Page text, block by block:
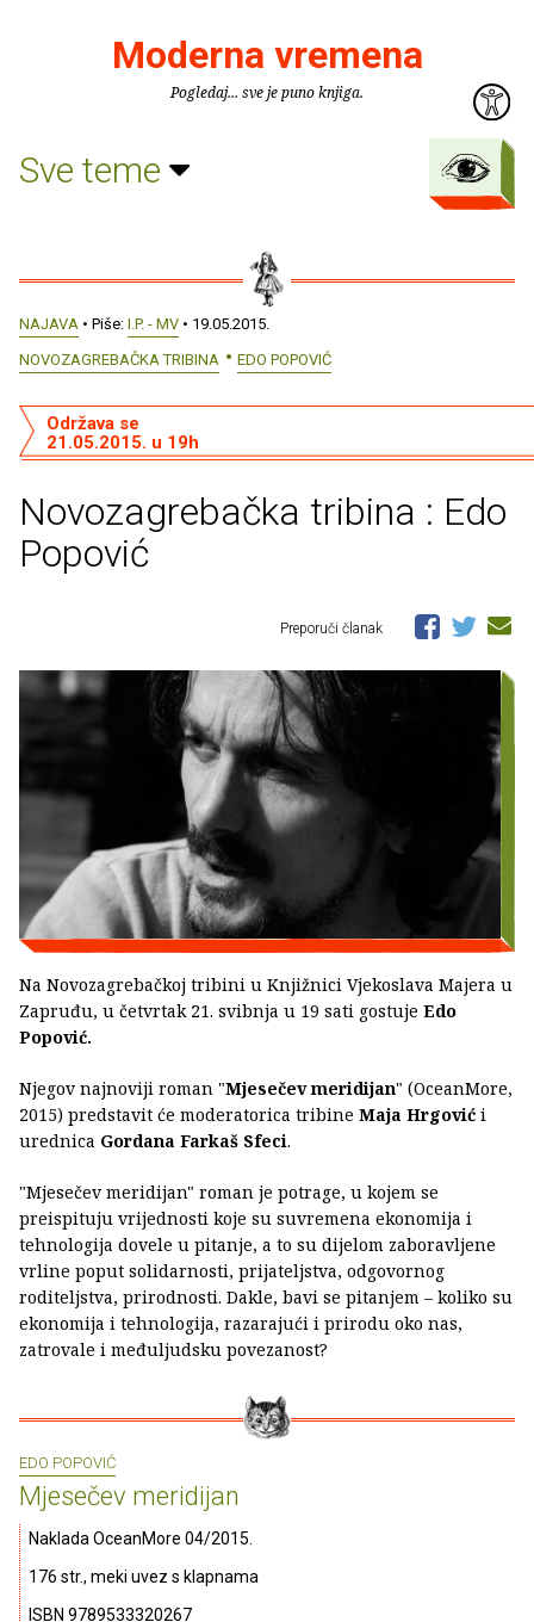
Moderna vremena
Pogledaj... sve je puno knjiga.
Sve teme
NAJAVA • Piše: I.P. - MV • 19.05.2015.
NOVOZAGREBAČKA TRIBINA
EDO POPOVIĆ
Novozagrebačka tribina : Edo
Popović
Održava se
21.05.2015. u 19h
Preporuči članak
Na Novozagrebačkoj tribini u Knjižnici Vjekoslava Majera u
Zapruđu, u četvrtak 21. svibnja u 19 sati gostuje Edo
Popović.
Njegov najnoviji roman "Mjesečev meridijan" (OceanMore,
2015) predstavit će moderatorica tribine Maja Hrgović i
urednica Gordana Farkaš Sfeci.
"Mjesečev meridijan" roman je potrage, u kojem se
preispituju vrijednosti koje su suvremena ekonomija i
tehnologija dovele u pitanje, a to su dijelom zaboravljene
vrline poput solidarnosti, prijateljstva, odgovornog
roditeljstva, prirodnosti. Dakle, bavi se pitanjem – koliko su
ekonomija i tehnologija, razarajući i prirodu oko nas,
zatrovale i međuljudsku povezanost?
EDO POPOVIĆ
Mjesečev meridijan
Naklada OceanMore 04/2015.
176 str., meki uvez s klapnama
ISBN 9789533320267